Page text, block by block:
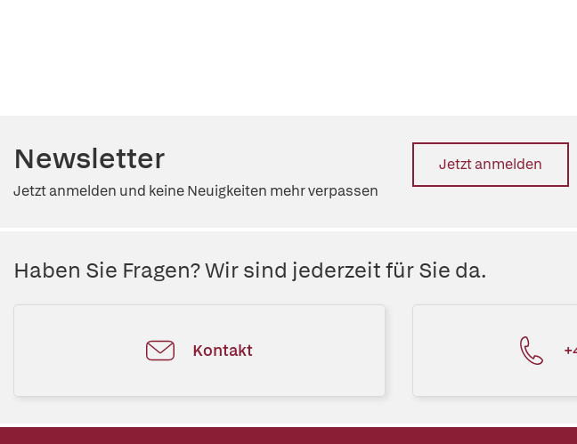
Newsletter
Jetzt anmelden und keine Neuigkeiten mehr verpassen
Jetzt anmelden
Haben Sie Fragen? Wir sind jederzeit für Sie da.
Kontakt